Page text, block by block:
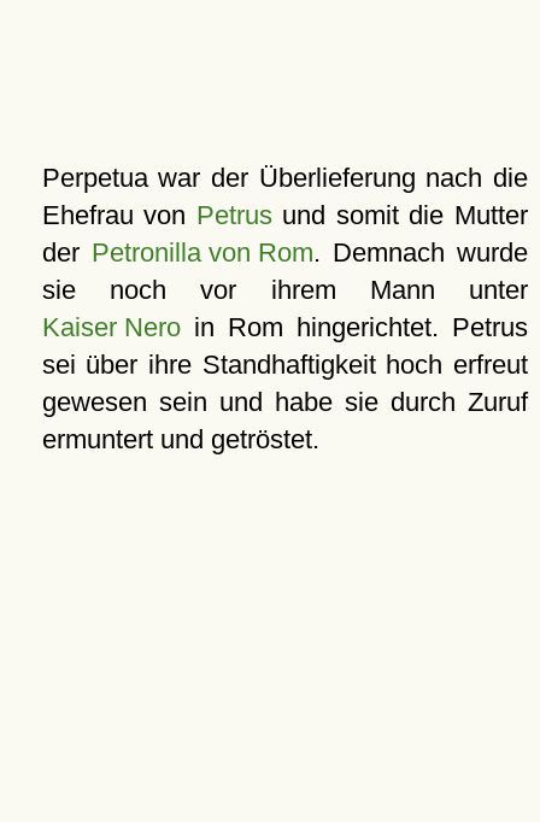
Perpetua war der Überlieferung nach die
Ehefrau von Petrusund somit die Mutter
der Petronilla von Rom. Demnach wurde
sie noch vor ihrem Mann unter
Kaiser Neroin Rom hingerichtet. Petrus
sei über ihre Standhaftigkeit hoch erfreut
gewesen sein und habe sie durch Zuruf
ermuntert und getröstet.